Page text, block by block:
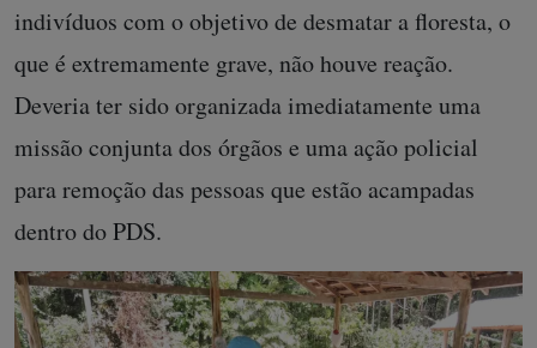
indivíduos com o objetivo de desmatar a floresta, o
que é extremamente grave, não houve reação.
Deveria ter sido organizada imediatamente uma
missão conjunta dos órgãos e uma ação policial
para remoção das pessoas que estão acampadas
dentro do PDS.